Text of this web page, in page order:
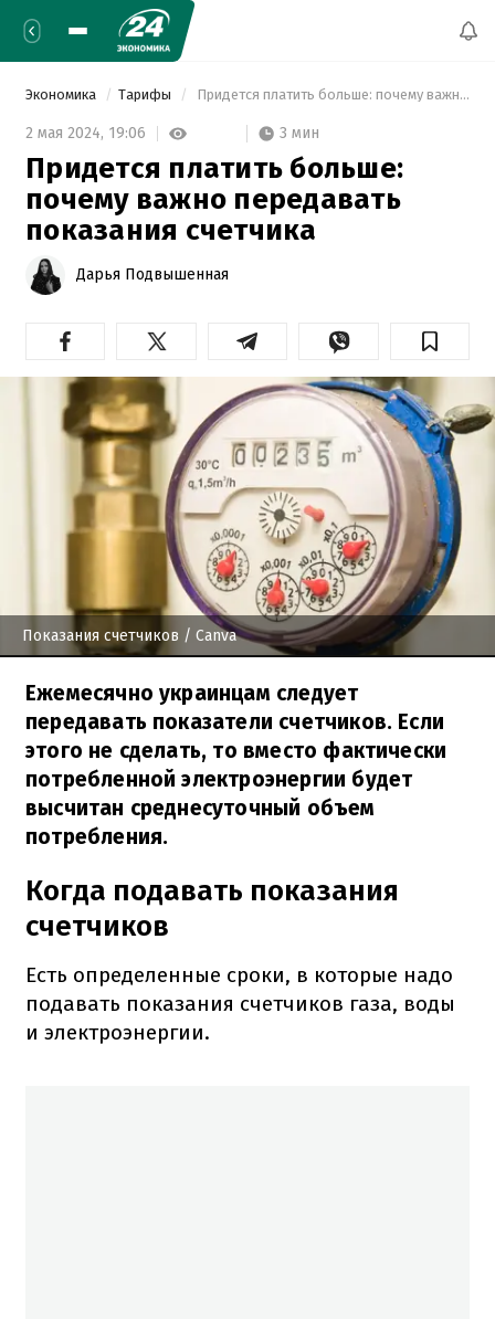
Экономика Тарифы Придется платить больше: почему важно передавать показания счетчика
2 мая 2024, 19:06 3 мин
Придется платить больше:
почему важно передавать
показания счетчика
Дарья Подвышенная
Показания счетчиков / Canva
Ежемесячно украинцам следует
передавать показатели счетчиков. Если
этого не сделать, то вместо фактически
потребленной электроэнергии будет
высчитан среднесуточный объем
потребления.
Когда подавать показания
счетчиков
Есть определенные сроки, в которые надо
подавать показания счетчиков газа, воды
и электроэнергии.